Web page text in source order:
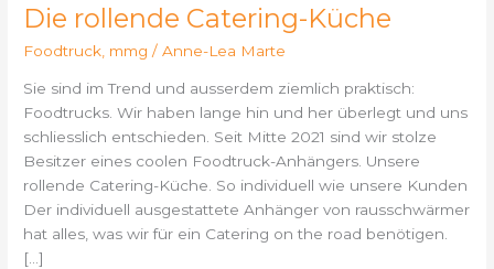
Die rollende Catering-Küche
Foodtruck mmg /Anne-Lea Marte
Sie sind im Trend und ausserdem ziemlich praktisch:
Foodtrucks. Wir haben lange hin und her überlegt und uns
schliesslich entschieden. Seit Mitte 2021 sind wir stolze
Besitzer eines coolen Foodtruck-Anhängers. Unsere
rollende Catering-Küche. So individuell wie unsere Kunden
Der individuell ausgestattete Anhänger von rausschwärmer
hat alles, was wir für ein Catering on the road benötigen.
[…]
Catering-